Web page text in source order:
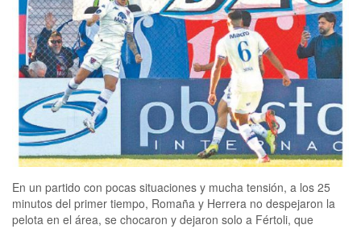
En un partido con pocas situaciones y mucha tensión, a los 25
minutos del primer tiempo, Romaña y Herrera no despejaron la
pelota en el área, se chocaron y dejaron solo a Fértoli, que